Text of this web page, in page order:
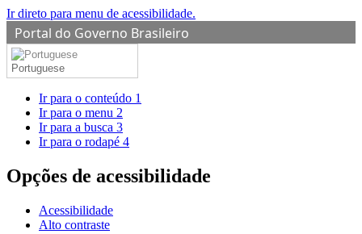
Ir direto para menu de acessibilidade.
Portal do Governo Brasileiro
Portuguese
Ir para o conteúdo 1
Ir para o menu 2
Ir para a busca 3
Ir para o rodapé 4
Opções de acessibilidade
Acessibilidade
Alto contraste